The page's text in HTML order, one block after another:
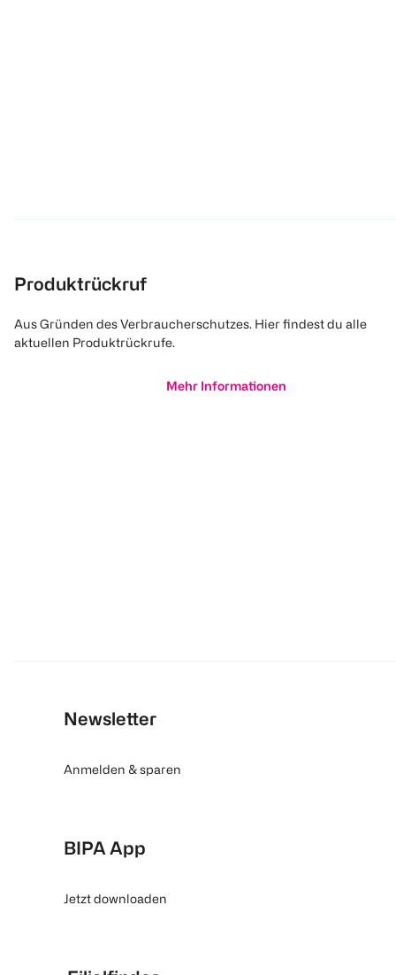
Produktrückruf
Aus Gründen des Verbraucherschutzes. Hier findest du alle
aktuellen Produktrückrufe.
Mehr Informationen
Newsletter
Anmelden & sparen
BIPA App
Jetzt downloaden